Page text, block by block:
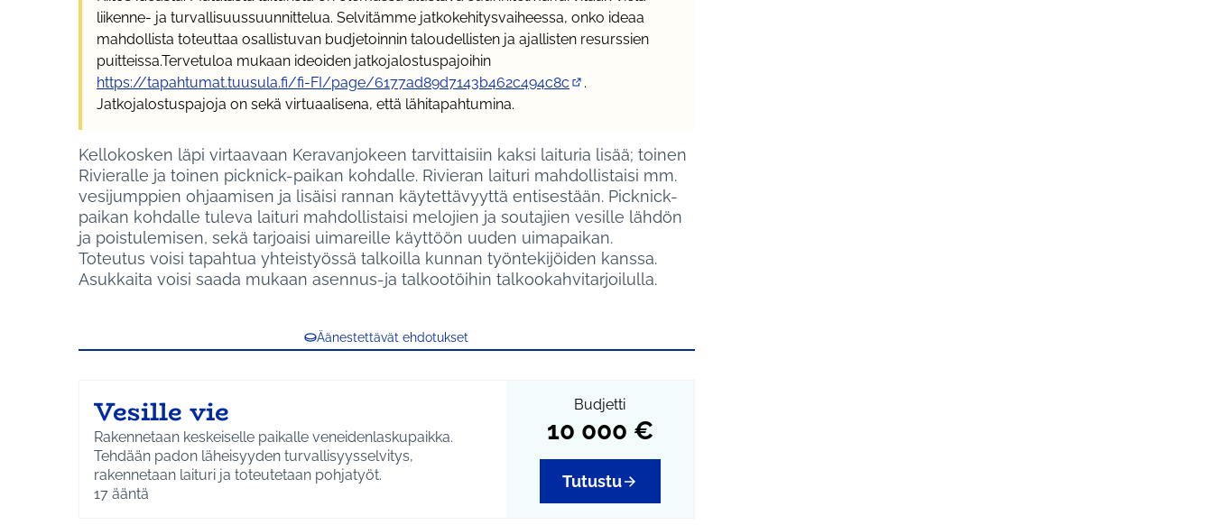
liikenne- ja turvallisuussuunnittelua. Selvitämme jatkokehitysvaiheessa, onko ideaa
mahdollista toteuttaa osallistuvan budjetoinnin taloudellisten ja ajallisten resurssien
puitteissa.Tervetuloa mukaan ideoiden jatkojalostuspajoihin
https://tapahtumat.tuusula.fi/fi-FI/page/6177ad89d7143b462c494c8c
.
Jatkojalostuspajoja on sekä virtuaalisena, että lähitapahtumina.
Kellokosken läpi virtaavaan Keravanjokeen tarvittaisiin kaksi laituria lisää; toinen
Rivieralle ja toinen picknick-paikan kohdalle. Rivieran laituri mahdollistaisi mm.
vesijumppien ohjaamisen ja lisäisi rannan käytettävyyttä entisestään. Picknick-
paikan kohdalle tuleva laituri mahdollistaisi melojien ja soutajien vesille lähdön
ja poistulemisen, sekä tarjoaisi uimareille käyttöön uuden uimapaikan.
Toteutus voisi tapahtua yhteistyössä talkoilla kunnan työntekijöiden kanssa.
Asukkaita voisi saada mukaan asennus-ja talkootöihin talkookahvitarjoilulla.
Äänestettävät ehdotukset
Vesille vie
Rakennetaan keskeiselle paikalle veneidenlaskupaikka.
Tehdään padon läheisyyden turvallisyysselvitys,
rakennetaan laituri ja toteutetaan pohjatyöt.
17 ääntä
Budjetti
10 000 €
Tutustu